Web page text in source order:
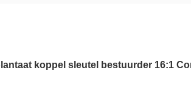
koppel sleutel bestuurder 16:1